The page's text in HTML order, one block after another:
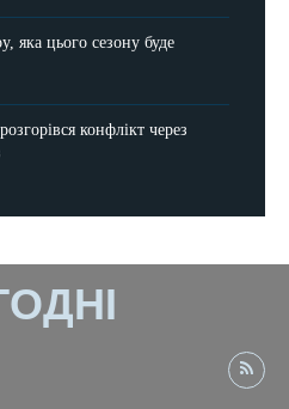
яка цього сезону буде
конфлікт через